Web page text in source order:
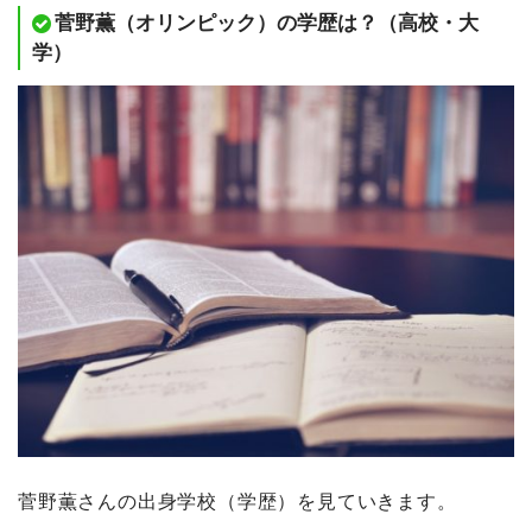
菅野薫（オリンピック）の学歴は？（高校・大
学）
菅野薫さんの出身学校（学歴）を見ていきます。